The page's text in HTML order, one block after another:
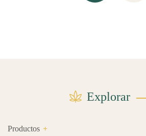
Explorar
Productos